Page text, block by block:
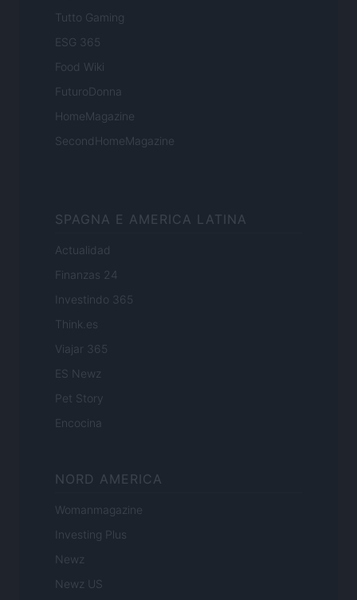
Tutto Gaming
ESG 365
Food Wiki
FuturoDonna
HomeMagazine
SecondHomeMagazine
SPAGNA E AMERICA LATINA
Actualidad
Finanzas 24
Investindo 365
Think.es
Viajar 365
ES Newz
Pet Story
Encocina
NORD AMERICA
Womanmagazine
Investing Plus
Newz
Newz US